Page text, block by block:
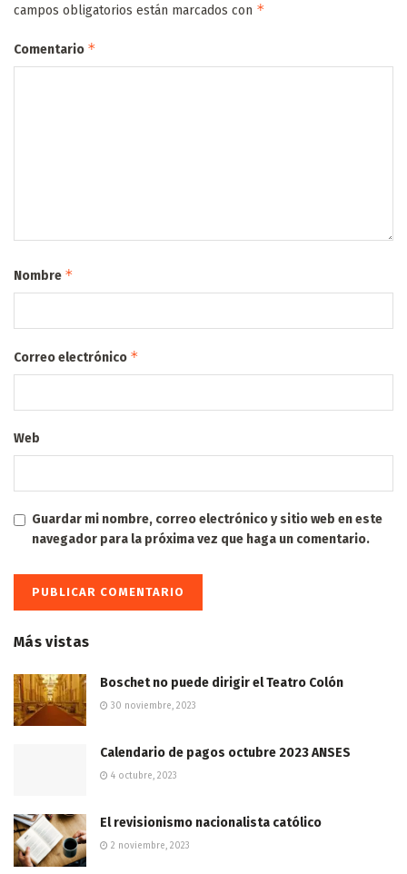
campos obligatorios están marcados con *
Comentario *
Nombre *
Correo electrónico *
Web
Guardar mi nombre, correo electrónico y sitio web en este
navegador para la próxima vez que haga un comentario.
Más vistas
Boschet no puede dirigir el Teatro Colón
30 noviembre, 2023
Calendario de pagos octubre 2023 ANSES
4 octubre, 2023
El revisionismo nacionalista católico
2 noviembre, 2023